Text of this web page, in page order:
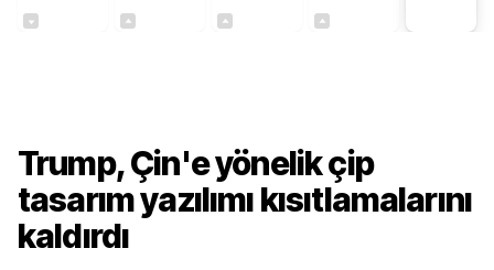
Trump, Çin'e yönelik çip
tasarım yazılımı kısıtlamalarını
kaldırdı